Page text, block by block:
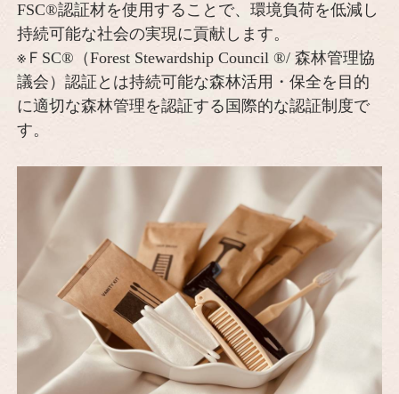
FSC®認証材を使用することで、環境負荷を低減し
持続可能な社会の実現に貢献します。
※ＦSC®（Forest Stewardship Council ®/ 森林管理協
議会）認証とは持続可能な森林活用・保全を目的
に適切な森林管理を認証する国際的な認証制度で
す。